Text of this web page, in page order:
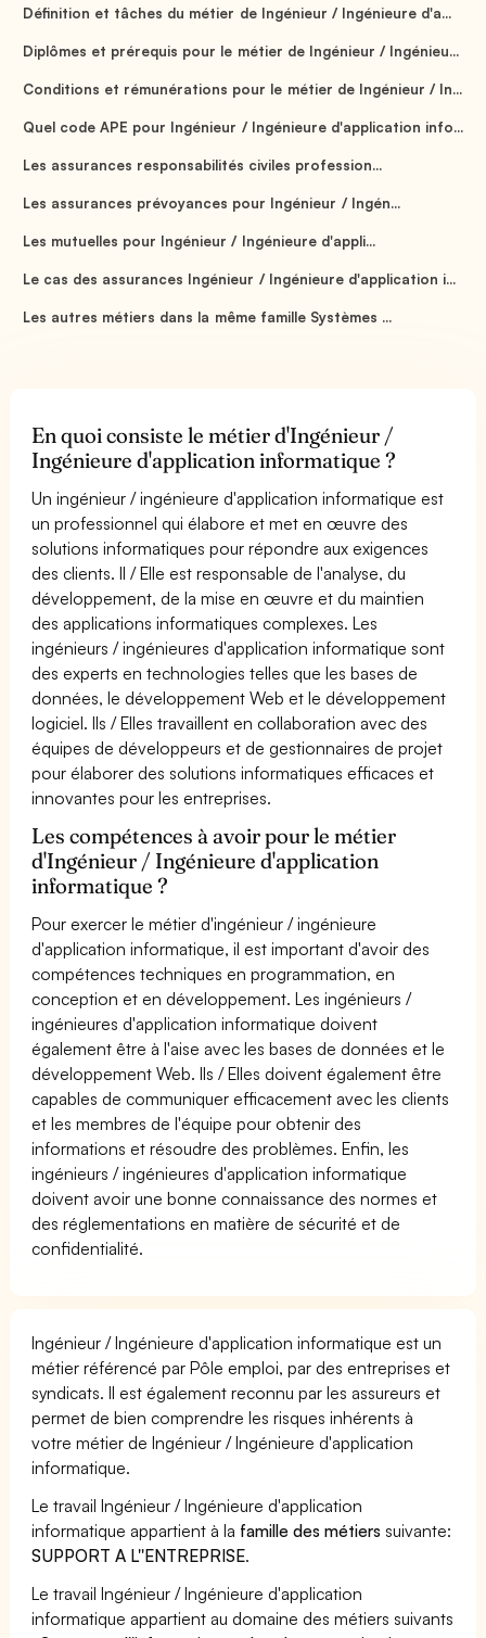
Définition et tâches du métier de Ingénieur / Ingénieure d'a...
Diplômes et prérequis pour le métier de Ingénieur / Ingénieu...
Conditions et rémunérations pour le métier de Ingénieur / In...
Quel code APE pour Ingénieur / Ingénieure d'application info...
Les assurances responsabilités civiles profession...
Les assurances prévoyances pour Ingénieur / Ingén...
Les mutuelles pour Ingénieur / Ingénieure d'appli...
Le cas des assurances Ingénieur / Ingénieure d'application i...
Les autres métiers dans la même famille Systèmes ...
En quoi consiste le métier d'Ingénieur /
Ingénieure d'application informatique ?
Un ingénieur / ingénieure d'application informatique est
un professionnel qui élabore et met en œuvre des
solutions informatiques pour répondre aux exigences
des clients. Il / Elle est responsable de l'analyse, du
développement, de la mise en œuvre et du maintien
des applications informatiques complexes. Les
ingénieurs / ingénieures d'application informatique sont
des experts en technologies telles que les bases de
données, le développement Web et le développement
logiciel. Ils / Elles travaillent en collaboration avec des
équipes de développeurs et de gestionnaires de projet
pour élaborer des solutions informatiques efficaces et
innovantes pour les entreprises.
Les compétences à avoir pour le métier
d'Ingénieur / Ingénieure d'application
informatique ?
Pour exercer le métier d'ingénieur / ingénieure
d'application informatique, il est important d'avoir des
compétences techniques en programmation, en
conception et en développement. Les ingénieurs /
ingénieures d'application informatique doivent
également être à l'aise avec les bases de données et le
développement Web. Ils / Elles doivent également être
capables de communiquer efficacement avec les clients
et les membres de l'équipe pour obtenir des
informations et résoudre des problèmes. Enfin, les
ingénieurs / ingénieures d'application informatique
doivent avoir une bonne connaissance des normes et
des réglementations en matière de sécurité et de
confidentialité.
Ingénieur / Ingénieure d'application informatique est un
métier référencé par Pôle emploi, par des entreprises et
syndicats. Il est également reconnu par les assureurs et
permet de bien comprendre les risques inhérents à
votre métier de Ingénieur / Ingénieure d'application
informatique.
Le travail Ingénieur / Ingénieure d'application
informatique appartient à la famille des métiers suivante:
SUPPORT A L''ENTREPRISE.
Le travail Ingénieur / Ingénieure d'application
informatique appartient au domaine des métiers suivants